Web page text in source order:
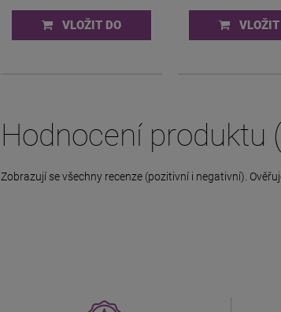
VLOŽIT DO VLOŽIT
Hodnocení produktu
Zobrazují se všechny recenze (pozitivní i negativní).